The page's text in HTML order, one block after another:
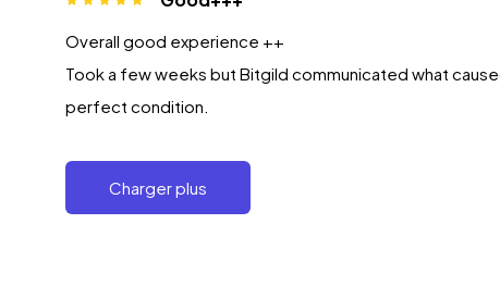
Overall good experience ++
Took a few weeks but Bitgild communicated what
perfect condition.
Charger plus